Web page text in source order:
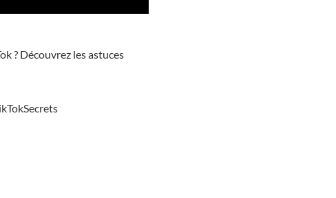
? Découvrez les astuces